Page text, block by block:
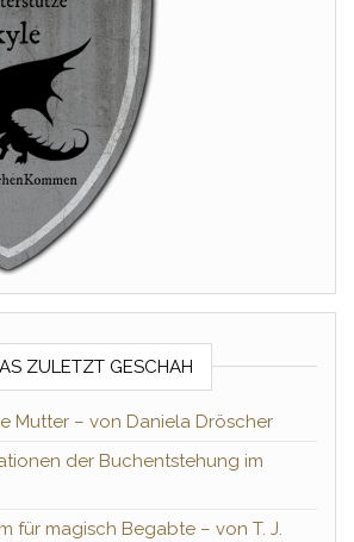
ZULETZT GESCHAH
Mutter – von Daniela Dröscher
der Buchentstehung im
für magisch Begabte – von T. J.